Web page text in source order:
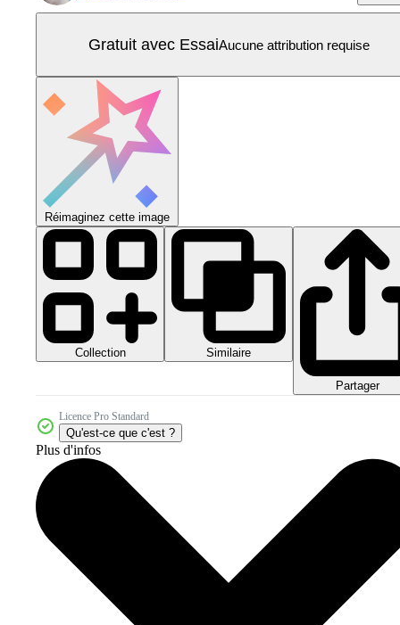
Gratuit avec EssaiAucune attribution requise
Réimaginez cette image
Collection Similaire
Partager
Licence Pro Standard
Qu'est-ce que c'est ?
Plus d'infos